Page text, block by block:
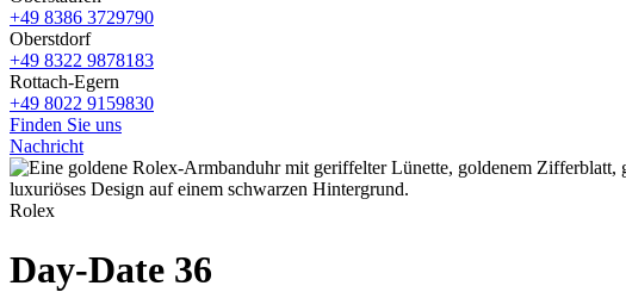
+49 8386 3729790
Oberstdorf
+49 8322 9878183
Rottach-Egern
+49 8022 9159830
Finden Sie uns
Nachricht
Rolex
Day-Date 36